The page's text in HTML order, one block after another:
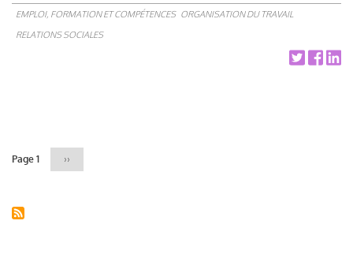
EMPLOI, FORMATION ET COMPÉTENCES ORGANISATION DU TRAVAIL
RELATIONS SOCIALES
Page 1
Page
››